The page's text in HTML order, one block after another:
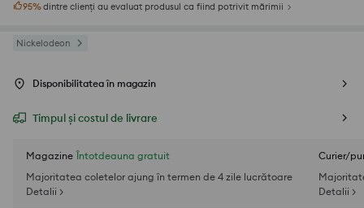
95%dintre clienți au evaluat produsul ca fiind potrivit mărimii
Nickelodeon
Disponibilitatea în magazin
Timpul și costul de livrare
Magazine Întotdeauna gratuit
Majoritatea coletelor ajung în termen de 4 zile lucrătoare
Detalii >
Curier/
Detalii >